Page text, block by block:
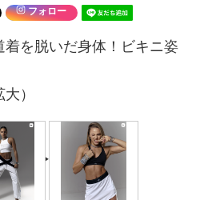
フォロー
着を脱いだ身体！ビキニ姿
）